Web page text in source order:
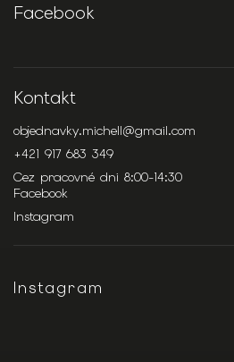
Facebook
Kontakt
objednavky.michell@gmail.com
+421 917 683 349
Cez pracovné dni 8:00-14:30
Facebook
Instagram
Instagram